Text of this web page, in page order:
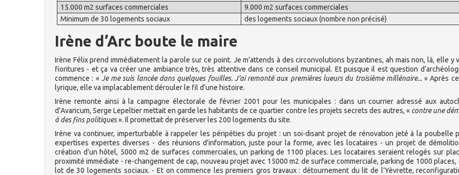
15.000 m2 surfaces commerciales
9.000 m2 surfaces commerciales
Minimum de 30 logements sociaux
des logements sociaux (nombre non précisé)
Irène d’Arc boute le maire
Irène Félix prend immédiatement la parole sur ce point. Je m’attends à des circonvolutions byzantines, ah mais non, là, elle y
fioritures - et ça va créer une ambiance très, très attentive dans ce conseil municipal. Et puisque il est question
commence : « Je me suis lancée dans quelques fouilles. J’ai remonté aux premières lueurs du troisième millénaire...» Après
lyrique, elle va implacablement dérouler le fil d’une histoire.
Irène remonte ainsi à la campagne électorale de février 2001 pour les municipales : dans un courrier adressé aux
d’Avaricum, Serge Lepeltier mettait en garde les habitants de ce quartier contre les projets secrets des autres, « contre une
à des fins politiques». Il promettait de préserver les 200 logements du site.
Irène va continuer, imperturbable à rappeler les péripéties du projet : un soi-disant projet de rénovation jeté à la poubelle
expertises expertes diverses - des réunions d’information, juste pour la forme, avec les locataires - un projet de
création d’un hôtel, 5000 m2 de surfaces commerciales, un parking de 1100 places. Les locataires seraient relogés sur
proximité immédiate - re-changement de cap, nouveau projet avec 15000 m2 de surface commerciale, parking de 1000 places,
lot de 30 logements sociaux. - Et on commence les premiers gros travaux : détournement du lit de l’Yèvrette,